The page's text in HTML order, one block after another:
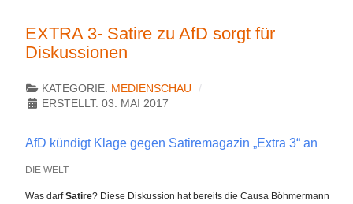
EXTRA 3- Satire zu AfD sorgt für
Diskussionen
KATEGORIE: MEDIENSCHAU
ERSTELLT: 03. MAI 2017
AfD kündigt Klage gegen Satiremagazin „Extra 3“ an
DIE WELT
Was darfSatire? Diese Diskussion hat bereits die Causa Böhmermann